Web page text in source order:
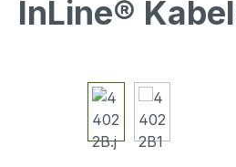
InLine®
Bildergalerie überspringen